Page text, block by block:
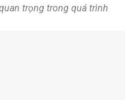
trọng trong quá trình